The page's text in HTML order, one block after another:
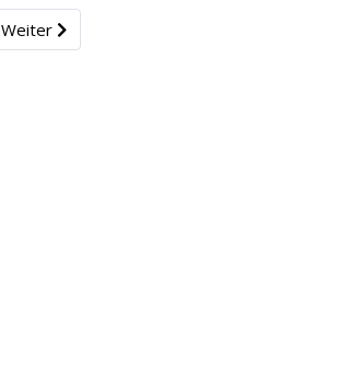
Weiter